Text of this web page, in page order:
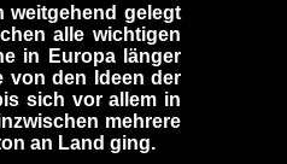
weitgehend gelegt
alle wichtigen
in Europa länger
von den Ideen der
sich vor allem in
mehrere
an Land ging.